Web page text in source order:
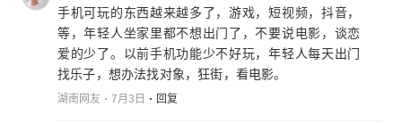
手机可玩的东西越来越多了，游戏，短视频，抖音，
等，年轻人坐家里都不想出门了，不要说电影，谈恋
爱的少了。以前手机功能少不好玩，年轻人每天出门
找乐子，想办法找对象，狂街，看电影。
湖南网友 7月3日 回复